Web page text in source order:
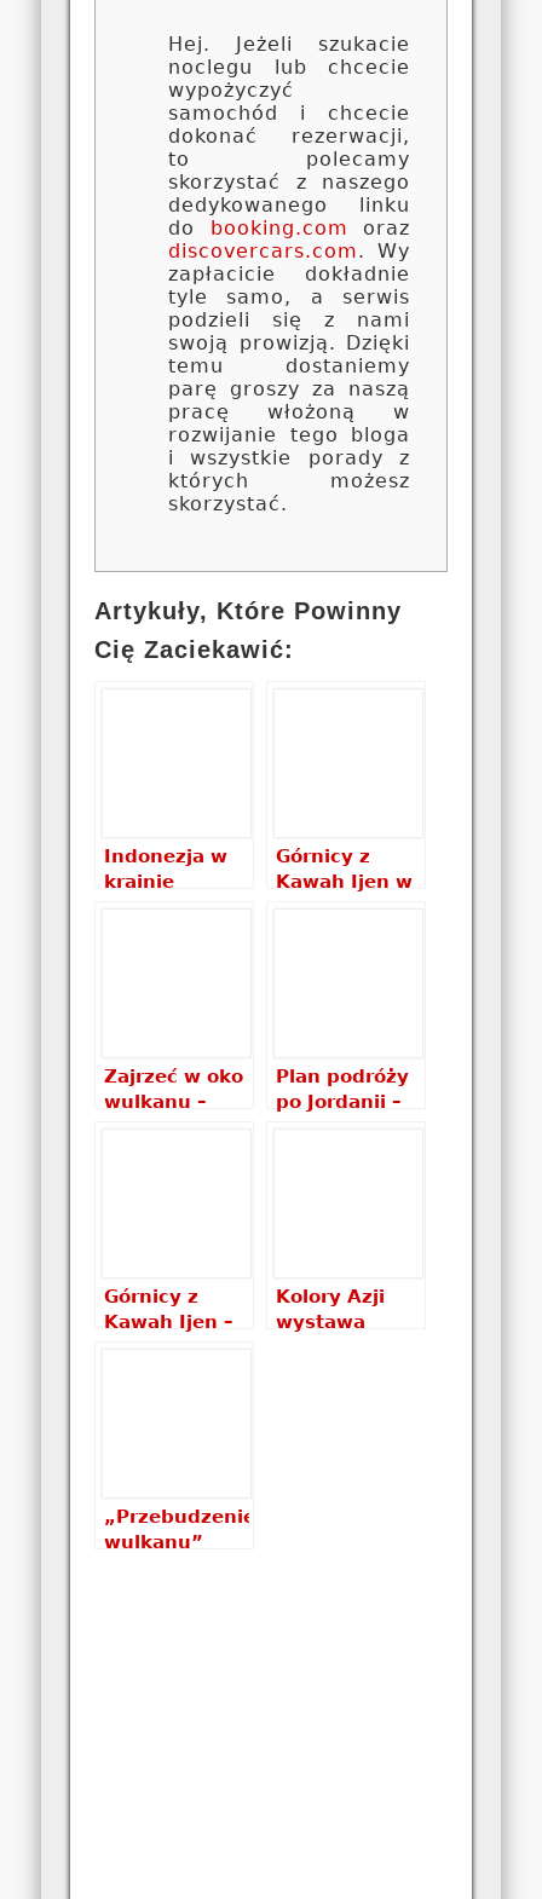
Hej. Jeżeli szukacie
noclegu lub chcecie
wypożyczyć
samochód i chcecie
dokonać rezerwacji,
to polecamy
skorzystać z naszego
dedykowanego linku
do
booking.com oraz
discovercars.com. Wy
zapłacicie dokładnie
tyle samo, a serwis
podzieli się z nami
swoją prowizją. Dzięki
temu dostaniemy
parę groszy za naszą
pracę włożoną w
rozwijanie tego bloga
i wszystkie porady z
których możesz
skorzystać.
Artykuły, Które Powinny
Cię Zaciekawić:
Indonezja w
krainie
Górnicy z
Kawah Ijen w
Zajrzeć w oko
wulkanu –
Plan podróży
po Jordanii –
Górnicy z
Kawah Ijen –
Kolory Azji
wystawa
„Przebudzenie
wulkanu”